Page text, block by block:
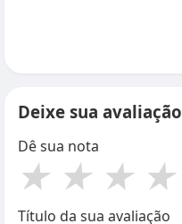
Deixe sua avaliação
Dê sua nota
★ ★ ★ ★
Título da sua avaliação